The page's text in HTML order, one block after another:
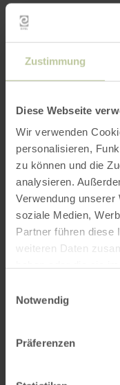
Zustimmung
Diese Webseite
Wir verwenden
personalisieren,
zu können und die
analysieren.
Verwendung
soziale Medien,
Partner führen diese
weiteren Daten
Notwendig
Präferenzen